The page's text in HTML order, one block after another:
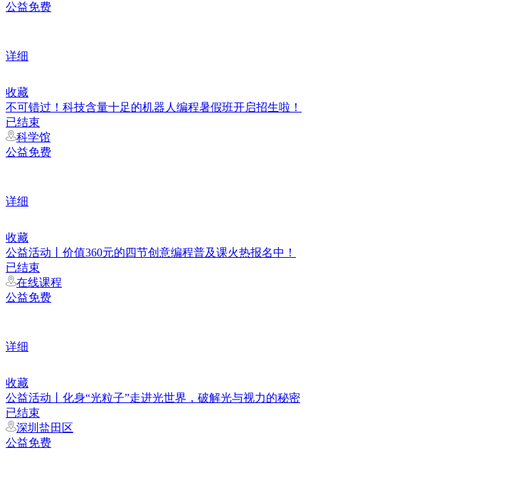
公益免费
详细
收藏
不可错过！科技含量十足的机器人编程暑假班开启招生啦！
已结束
科学馆
公益免费
详细
收藏
公益活动丨价值360元的四节创意编程普及课火热报名中！
已结束
在线课程
公益免费
详细
收藏
公益活动丨化身“光粒子”走进光世界，破解光与视力的秘密
已结束
深圳盐田区
公益免费